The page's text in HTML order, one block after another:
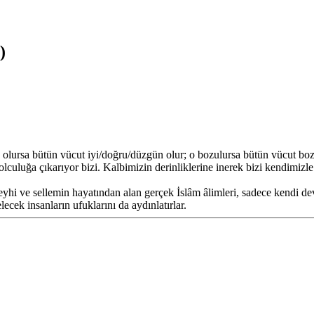
bütün vücut iyi/doğru/düzgün olur; o bozulursa bütün vücut
çıkarıyor bizi. Kalbimizin derinliklerine inerek bizi kendimizle
ve sellemin hayatından alan gerçek İslâm âlimleri, sadece kendi
insanların ufuklarını da aydınlatırlar.